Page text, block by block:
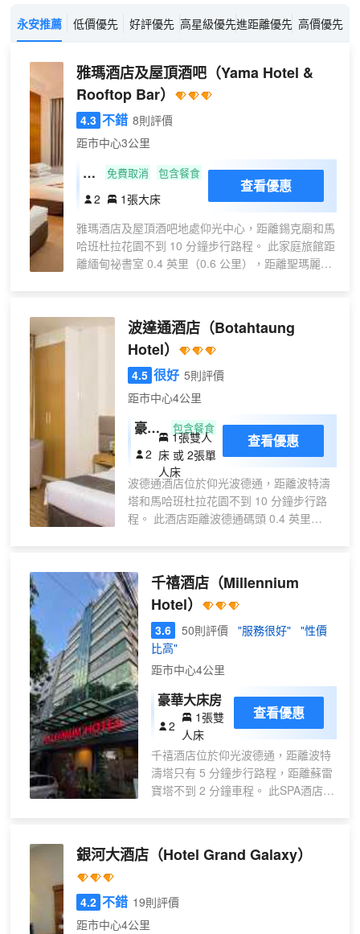
永安推薦 低價優先 好評優先 高星級優先進距離優先 高價優先
雅瑪酒店及屋頂酒吧（Yama Hotel &
Rooftop Bar）
4.3 不錯 8則評價
距市中心3公里
高
級
床
房
免費取消 包含餐食
2 1張大床
查看優惠
雅瑪酒店及屋頂酒吧地處仰光中心，距離錫克廟和馬
哈班杜拉花園不到 10 分鐘步行路程。 此家庭旅館距
離緬甸祕書室 0.4 英里（0.6 公里），距離聖瑪麗大
廳享用一頓美餐，也可以待在房間裏，享受旅館的部
分時段客房送餐服務。每天一次免費招待會舉行免費
招待會，您可以藉此結識其他住客。您可以到酒吧/
酒廊，點一杯喜歡的飲品，暢飲一番。每日 07:00 至
10:00 提供免費的當地美食早餐。 特色服務/設施包
括大堂免費報紙、乾洗/洗衣服務和24 小時前台服
務。酒店設有收費的24 小時往返機場班車，此外還
提供免費自助停車。 有 16 間空調客房提供迷你吧和
平板電視；您定能在旅途中找到家的舒適。提供免費
無線網絡，方便您與朋友保持聯繫；有線頻道可滿足
您的娛樂需求。配備淋浴設施的私人浴室提供免費洗
浴用品和吹風機。便利設施包括保險箱和書桌；而且
每天提供客房服務。
波達通酒店（Botahtaung
Hotel）
4.5 很好 5則評價
距市中心4公里
豪華
房
包含餐食
2
1張雙人
床 或 2張單
人床
查看優惠
波德通酒店位於仰光波德通，距離波特濤
塔和馬哈班杜拉花園不到 10 分鐘步行路
程。 此酒店距離波德通碼頭 0.4 英里
免費 WiFi和禮賓服務等服務和設施。此酒
店的其他特色包括保姆服務（收費）和宴
會廳。 您可以到餐廳享用一頓美餐，也可
以待在房間裏，享受酒店的部分時段客房
送餐服務。您可以到酒吧/酒廊，點一杯喜
歡的飲品，暢飲一番。 特色服務/設施包括
商務中心、快速入住和快速退房。酒店設
有收費的24 小時往返機場班車，此外還提
供免費自助停車。 有 56 間空調客房提供
迷你吧和平板電視；您定能在旅途中找到
家的舒適。提供免費無線網絡，方便您與
朋友保持聯繫；有線頻道可滿足您的娛樂
需求。配備淋浴設施的私人浴室提供免費
洗浴用品和吹風機。便利設施包括保險箱
千禧酒店（Millennium
Hotel）
3.6 50則評價 "服務很好"
"性價
比高"
距市中心4公里
豪華大床房
2
1張雙
人床
查看優惠
千禧酒店位於仰光波德通，距離波特
濤塔只有 5 分鐘步行路程，距離蘇雷
寶塔不到 2 分鐘車程。 此SPA酒店距
公里）。 您可抽空慰勞一下自己，享
受一下全方位服務的 SPA。此酒店的
您可以到酒店的Skyriver餐廳享用美
銀河大酒店（Hotel Grand Galaxy）
4.2 不錯 19則評價
距市中心4公里